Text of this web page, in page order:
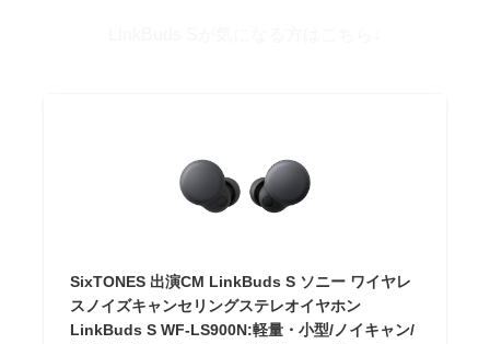
SixTONES 出演CM LinkBuds S ソニー ワイヤレ
スノイズキャンセリングステレオイヤホン
LinkBuds S WF-LS900N:軽量・小型/ノイキャン/